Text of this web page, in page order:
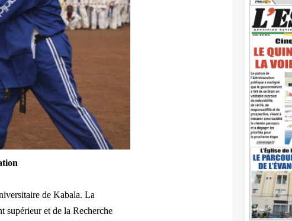
de Kabala. La
supérieur et de la Recherche